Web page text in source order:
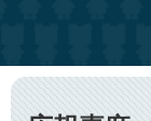
本
文